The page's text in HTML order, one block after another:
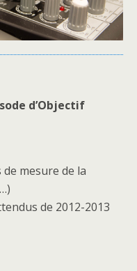
d’Objectif
de mesure de la
de 2012-2013